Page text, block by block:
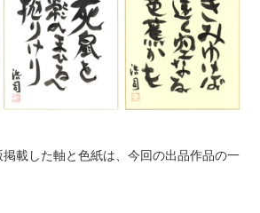
載した軸と色紙は、今回の出品作品の一